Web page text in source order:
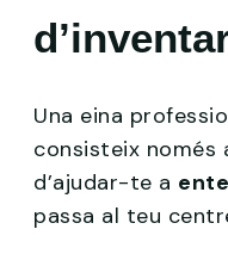
Una eina
consisteix només
d’ajudar-te a
passa al teu